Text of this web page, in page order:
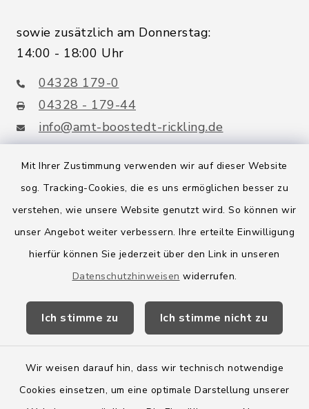
Mit Ihrer Zustimmung verwenden wir auf dieser Website
sog. Tracking-Cookies, die es uns ermöglichen besser zu
verstehen, wie unsere Website genutzt wird. So können wir
unser Angebot weiter verbessern. Ihre erteilte Einwilligung
hierfür können Sie jederzeit über den Link in unseren
Datenschutzhinweisen widerrufen.
Ich stimme zu Ich stimme nicht zu
Wir weisen darauf hin, dass wir technisch notwendige
Cookies einsetzen, um eine optimale Darstellung unserer
sowie zusätzlich am Donnerstag:
14:00 - 18:00 Uhr
04328 179-0
04328 - 179-44
info@amt-boostedt-rickling.de
Quicklinks
Amt Boostedt-Rickling
Amtsbroschüre
Wege-Zweckverband